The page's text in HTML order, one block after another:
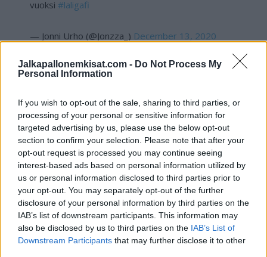
Jalkapallonemkisat.com - Do Not Process My
Personal Information
If you wish to opt-out of the sale, sharing to third parties, or
processing of your personal or sensitive information for
targeted advertising by us, please use the below opt-out
section to confirm your selection. Please note that after your
opt-out request is processed you may continue seeing
interest-based ads based on personal information utilized by
us or personal information disclosed to third parties prior to
your opt-out. You may separately opt-out of the further
disclosure of your personal information by third parties on the
IAB’s list of downstream participants. This information may
also be disclosed by us to third parties on the IAB’s List of
Downstream Participants that may further disclose it to other
vuoksi #laligafi
— Jonni Urho (@Jonzza_) December 13, 2020
Jos twiitti ei näy laitteellasi, voit katsoa twiitintäältä.
Celta Vigon ja Cadizin välinen kamppailu alkaa tänään kello
22:00.
Lue myös:Suomesta jalkapalloyhteiskunta? Jalkapallo jälleen
vahvasti esillä tulevassa Urheilugaalassa!